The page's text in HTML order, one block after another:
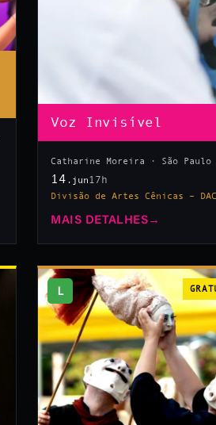
Voz Invisível
Catharine Moreira · São Paulo
14 .jun 17h
Divisão de Artes Cênicas –
MAIS DETALHES →
L